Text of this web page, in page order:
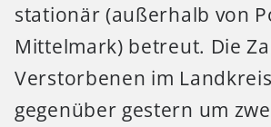
stationär (außerhalb von
Mittelmark) betreut. Die
Verstorbenen im
gegenüber gestern um